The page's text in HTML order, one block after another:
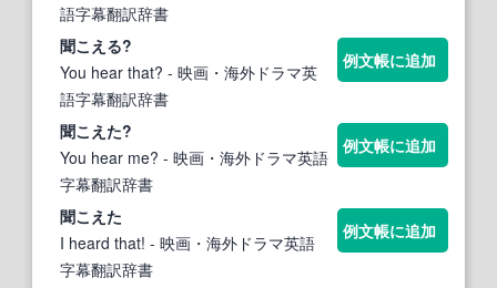
語字幕翻訳辞書
聞こえ る?
You hear that? - 映画・海外ドラマ英
語字幕翻訳辞書
例文帳に追加
聞こえ た?
You hear me? - 映画・海外ドラマ英語
字幕翻訳辞書
例文帳に追加
聞こえ た
I heard that! - 映画・海外ドラマ英語
字幕翻訳辞書
例文帳に追加